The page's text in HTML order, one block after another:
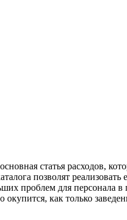
статья расходов,
позволят
проблем для
как только